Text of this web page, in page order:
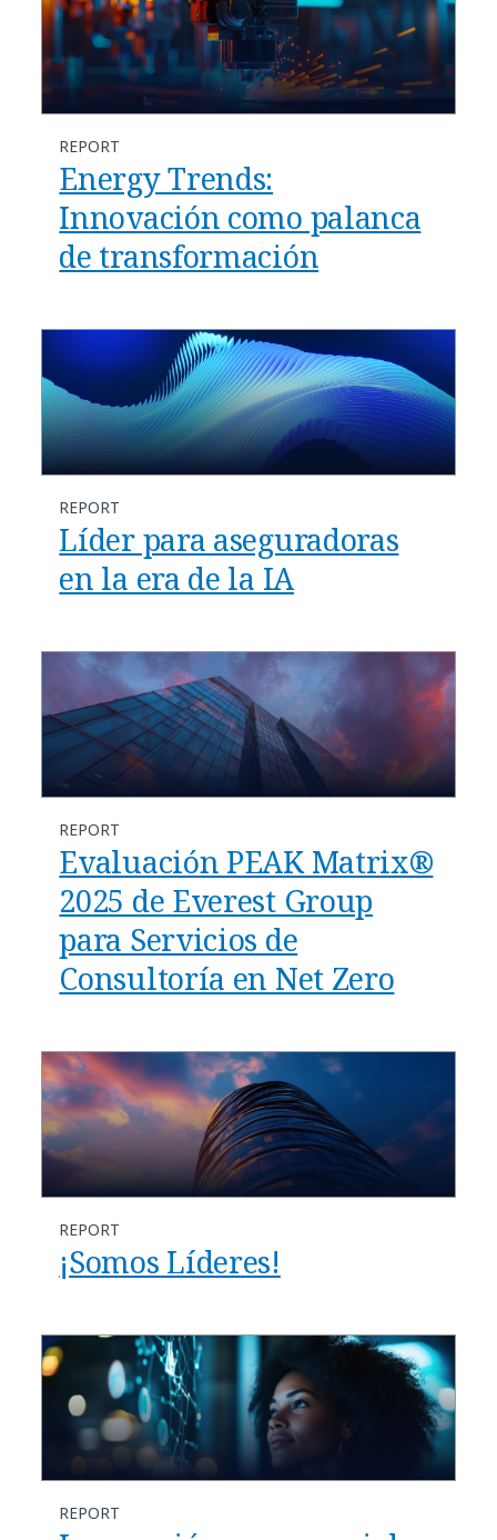
REPORT
Energy Trends:
Innovación como palanca
de transformación
REPORT
Líder para aseguradoras
en la era de la IA
REPORT
Evaluación PEAK Matrix®
2025 de Everest Group
para Servicios de
Consultoría en Net Zero
REPORT
¡Somos Líderes!
REPORT